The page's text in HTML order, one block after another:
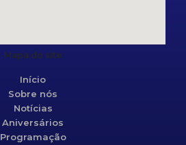
Mapa do site
Início
Sobre nós
Notícias
Aniversários
Programação